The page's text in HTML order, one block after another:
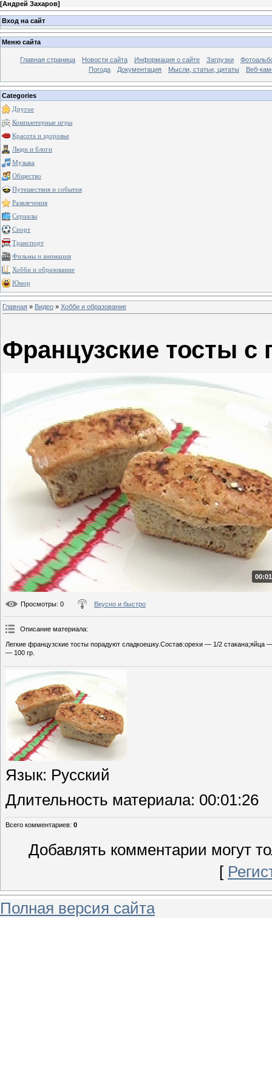
[Андрей Захаров]
Вход на сайт
Меню сайта
Главная страница Новости сайта Информация о сайте Загрузки
Погода
Документация Мысли, статьи, цитаты Веб-
Categories
Другое
Компьютерные игры
Красота и здоровье
Люди и блоги
Музыка
Общество
Путешествия и события
Развлечения
Сериалы
Спорт
Транспорт
Фильмы и анимация
Хобби и образование
Юмор
Главная » Видео » Хобби и образование
Французские тосты с
Просмотры: 0 Вкусно и быстро
Описание материала:
Легкие французские тосты порадуют сладкоешку.Состав:орехи — 1/2
— 100 гр.
Язык: Русский
Длительность материала: 00:01:26
Всего комментариев: 0
Добавлять комментарии могут
[
Полная версия сайта